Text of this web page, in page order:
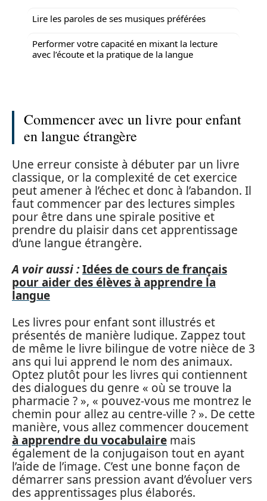
Lire les paroles de ses musiques préférées
Performer votre capacité en mixant la lecture
avec l’écoute et la pratique de la langue
Commencer avec un livre pour enfant
en langue étrangère
Une erreur consiste à débuter par un livre
classique, or la complexité de cet exercice
peut amener à l’échec et donc à l’abandon. Il
faut commencer par des lectures simples
pour être dans une spirale positive et
prendre du plaisir dans cet apprentissage
d’une langue étrangère.
A voir aussi :Idées de cours de français
pour aider des élèves à apprendre la
langue
Les livres pour enfant sont illustrés et
présentés de manière ludique. Zappez tout
de même le livre bilingue de votre nièce de 3
ans qui lui apprend le nom des animaux.
Optez plutôt pour les livres qui contiennent
des dialogues du genre « où se trouve la
pharmacie ? », « pouvez-vous me montrez le
chemin pour allez au centre-ville ? ». De cette
manière, vous allez commencer doucement
à apprendre du vocabulaire mais
également de la conjugaison tout en ayant
l’aide de l’image. C’est une bonne façon de
démarrer sans pression avant d’évoluer vers
des apprentissages plus élaborés.